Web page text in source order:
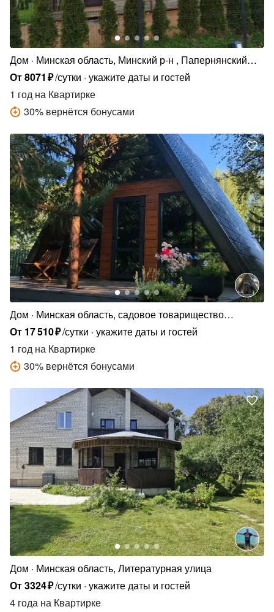
Дом
Минская область, Минский р-н , Папернянский
сельсовет, СТ Черница, 307
От8071 ₽/сутки укажите даты и гостей
1 год на Квартирке
30% вернётся бонусами
Дом
Минская область, садовое товарищество
Надежда
От 17510₽/сутки укажите даты и гостей
1 год на Квартирке
30% вернётся бонусами
Дом
Минская область, Литературная улица
От3324₽/сутки укажите даты и гостей
4 года на Квартирке